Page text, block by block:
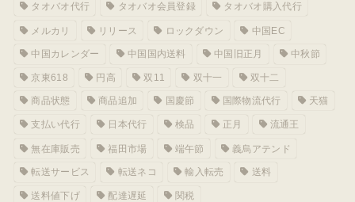
タオバオ代行 タオバオ会員登録 タオバオ購入代行
メルカリ リリース ロックダウン 中国EC
中国カレンダー 中国国内送料 中国旧正月 中秋節
京東618 円高 双11 双十一 双十二
商品状態 商品追加 国慶節 国際物流代行 天猫
支払い代行 日本代行 検品 正月 流通王
無在庫販売 福田市場 端午節 義烏アテンド
転送サービス 転送ネコ 輸入転売 送料
送料値下げ 配達遅延 関税